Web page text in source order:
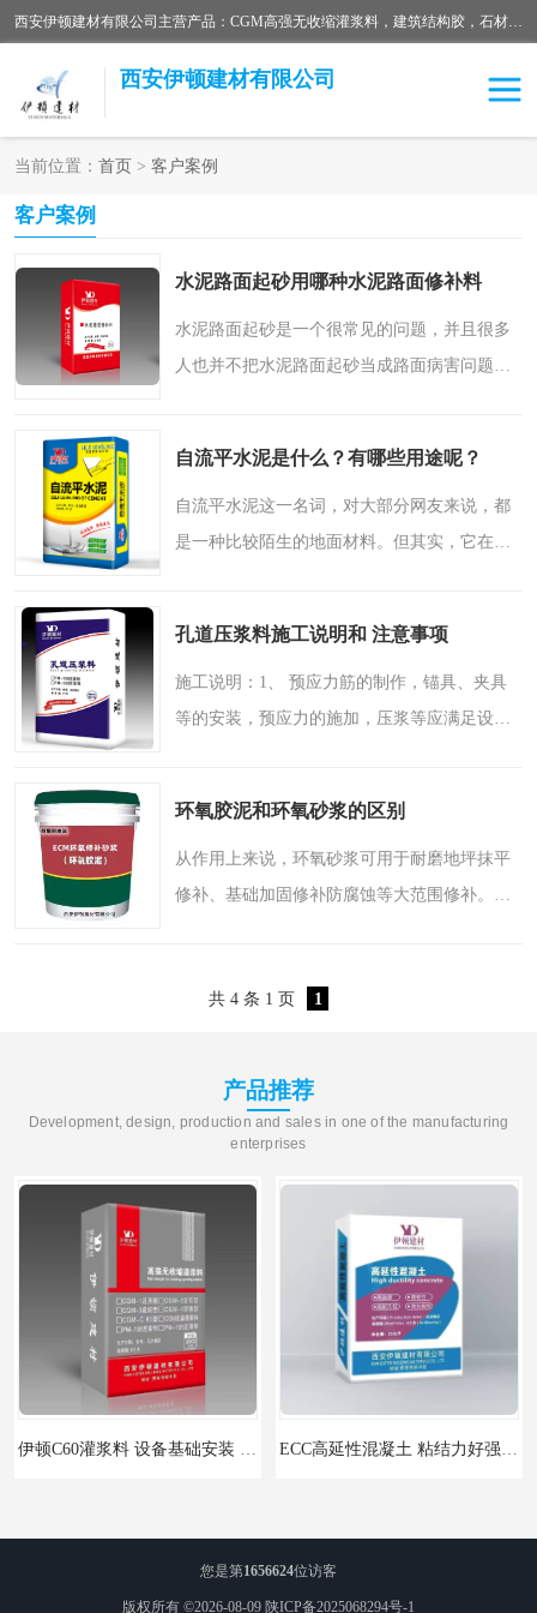
西安伊顿建材有限公司主营产品：CGM高强无收缩灌浆料，建筑结构胶，石材粘合剂，柔性防水材料，环氧修补砂浆等在各个行业得到了客户认可。
西安伊顿建材有限公司
当前位置： 首页 > 客户案例
客户案例
水泥路面起砂用哪种水泥路面修补料
水泥路面起砂是一个很常见的问题，并且很多
人也并不把水泥路面起砂当成路面病害问题，
题出现后，整个路面..
自流平水泥是什么？有哪些用途呢？
自流平水泥这一名词，对大部分网友来说，都
是一种比较陌生的地面材料。但其实，它在我
编就来为您介绍一下..
孔道压浆料施工说明和 注意事项
施工说明：1、 预应力筋的制作，锚具、夹具
等的安装，预应力的施加，压浆等应满足设计
80%-90% ，开动搅拌机，..
环氧胶泥和环氧砂浆的区别
从作用上来说，环氧砂浆可用于耐磨地坪抹平
修补、基础加固修补防腐蚀等大范围修补。环
平整墙体表面的一..
共 4 条 1 页 1
产品推荐
Development, design, production and sales in one of the manufacturing
enterprises
您是第1656624位访客
版权所有 ©2026-08-09 陕ICP备2025068294号-1
灌浆料
环氧砂浆 修补砂浆
自流平水泥 水泥路面修补材料
瓷砖粘合剂
高延性混凝土 速凝剂
碳纤维布 金刚砂
桥梁伸缩缝快速修补料
碳布胶 加固砂浆
膨胀剂 混凝土防碳化涂料
融雪剂